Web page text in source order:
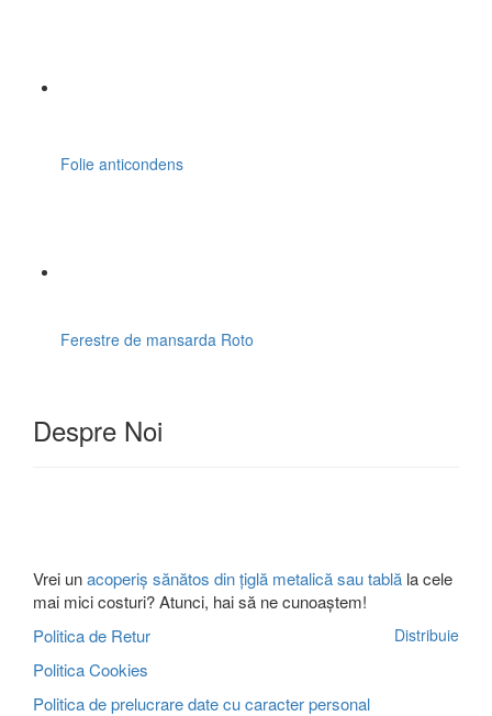
Folie anticondens
Ferestre de mansarda Roto
Despre Noi
Vrei unacoperiș sănătos din țiglă metalică sau tablă la cele
mai mici costuri? Atunci, hai să ne cunoaștem!
Distribuie
Politica de Retur
Politica Cookies
Politica de prelucrare date cu caracter personal